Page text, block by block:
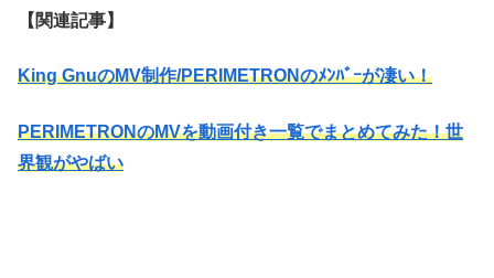
【関連記事】
King GnuのMV制作/PERIMETRONのﾒﾝﾊﾞｰが凄い！
PERIMETRONのMVを動画付き一覧でまとめてみた！世
界観がやばい